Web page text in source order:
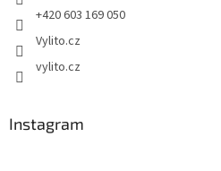
+420 603 169 050
Vylito.cz
vylito.cz
Instagram